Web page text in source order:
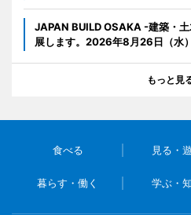
JAPAN BUILD OSAKA -建築・
展します。2026年8月26日（水
もっと見
食べる 見る・
暮らす・働く 学ぶ・